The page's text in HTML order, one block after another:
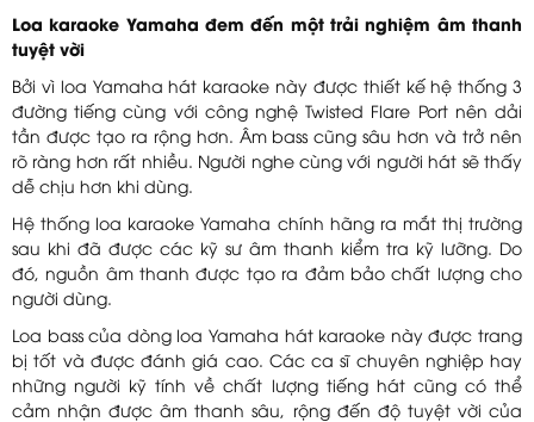
Loa karaoke Yamaha đem đến một trải nghiệm âm thanh
tuyệt vời
Bởi vì loa Yamaha hát karaoke này được thiết kế hệ thống 3
đường tiếng cùng với công nghệ Twisted Flare Port nên dải
tần được tạo ra rộng hơn. Âm bass cũng sâu hơn và trở nên
rõ ràng hơn rất nhiều. Người nghe cùng với người hát sẽ thấy
dễ chịu hơn khi dùng.
Hệ thống loa karaoke Yamaha chính hãng ra mắt thị trường
sau khi đã được các kỹ sư âm thanh kiểm tra kỹ lưỡng. Do
đó, nguồn âm thanh được tạo ra đảm bảo chất lượng cho
người dùng.
Loa bass của dòng loa Yamaha hát karaoke này được trang
bị tốt và được đánh giá cao. Các ca sĩ chuyên nghiệp hay
những người kỹ tính về chất lượng tiếng hát cũng có thể
cảm nhận được âm thanh sâu, rộng đến độ tuyệt vời của